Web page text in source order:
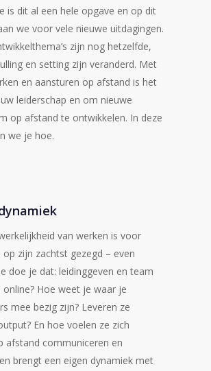
is dit al een hele opgave en op dit
we voor vele nieuwe uitdagingen.
zijn nog hetzelfde,
en setting zijn veranderd. Met
en aansturen op afstand is het
leiderschap en om nieuwe
op afstand te ontwikkelen. In deze
we je hoe.
van werken is voor
zijn zachtst gezegd – even
doe je dat: leidinggeven en team
online? Hoe weet je waar je
mee bezig zijn? Leveren ze
En hoe voelen ze zich
afstand communiceren en
brengt een eigen dynamiek met